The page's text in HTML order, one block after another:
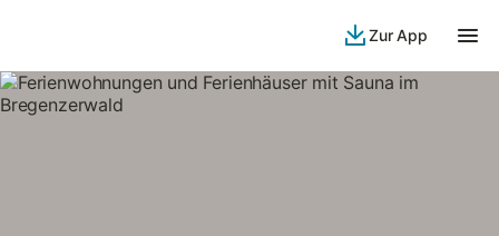
Zur App